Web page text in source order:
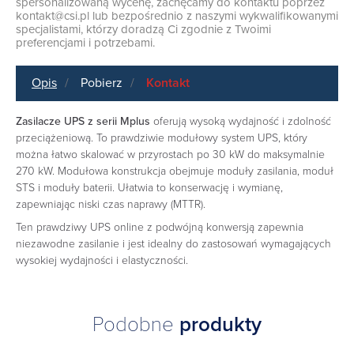
kontakt@csi.pl lub bezpośrednio z naszymi wykwalifikowanymi
specjalistami, którzy doradzą Ci zgodnie z Twoimi
preferencjami i potrzebami.
Opis Pobierz Kontakt
Zasilacze UPS z serii Mplus oferują wysoką wydajność i zdolność
przeciążeniową. To prawdziwie modułowy system UPS, który
można łatwo skalować w przyrostach po 30 kW do maksymalnie
270 kW. Modułowa konstrukcja obejmuje moduły zasilania, moduł
STS i moduły baterii. Ułatwia to konserwację i wymianę,
zapewniając niski czas naprawy (MTTR).
Ten prawdziwy UPS online z podwójną konwersją zapewnia
niezawodne zasilanie i jest idealny do zastosowań wymagających
wysokiej wydajności i elastyczności.
Podobne produkty